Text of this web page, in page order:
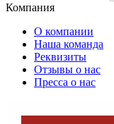
Компания
О компании
Наша команда
Реквизиты
Отзывы о нас
Пресса о нас